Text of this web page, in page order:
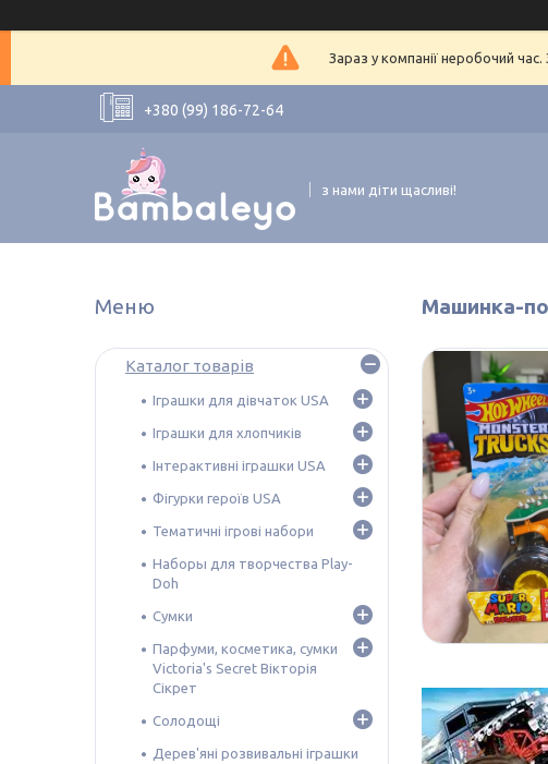
Зараз у компанії неробочий
+380 (99) 186-72-64
з нами діти щасливі!
Машинка-
Каталог товарів
Іграшки для дівчаток USA
Іграшки для хлопчиків
Інтерактивні іграшки USA
Фігурки героїв USA
Тематичні ігрові набори
Наборы для творчества Play-
Doh
Сумки
Парфуми, косметика, сумки
Victoria's Secret Вікторія
Сікрет
Солодощі
Дерев'яні розвивальні іграшки